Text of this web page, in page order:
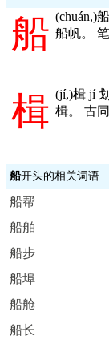
船 (chuán,)
船帆。
楫 (jí,)楫 jí
楫。 古
船开头的相关词语
船帮
船舶
船步
船埠
船舱
船长